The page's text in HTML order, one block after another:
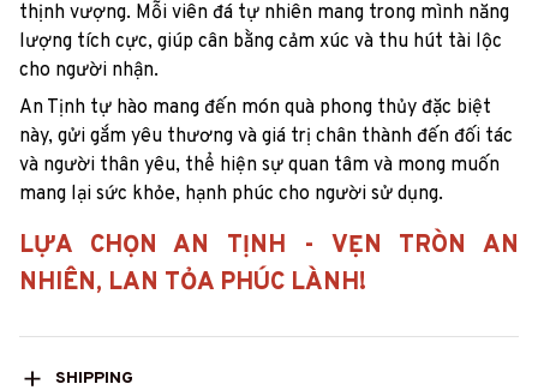
thịnh vượng. Mỗi viên đá tự nhiên mang trong mình năng
lượng tích cực, giúp cân bằng cảm xúc và thu hút tài lộc
cho người nhận.
An Tịnh tự hào mang đến món quà phong thủy đặc biệt
này, gửi gắm yêu thương và giá trị chân thành đến đối tác
và người thân yêu, thể hiện sự quan tâm và mong muốn
mang lại sức khỏe, hạnh phúc cho người sử dụng.
LỰA CHỌN AN TỊNH - VẸN TRÒN AN
NHIÊN, LAN TỎA PHÚC LÀNH!
SHIPPING